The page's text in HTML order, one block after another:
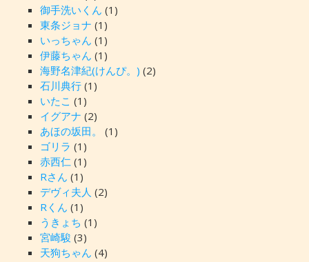
御手洗いくん (1)
東条ジョナ (1)
いっちゃん (1)
伊藤ちゃん (1)
海野名津紀(けんぴ。) (2)
石川典行(1)
いたこ (1)
イグアナ (2)
あほの坂田。
(1)
ゴリラ (1)
赤西仁(1)
Rさん (1)
デヴィ夫人 (2)
Rくん (1)
うきょち (1)
宮崎駿 (3)
天狗ちゃん (4)